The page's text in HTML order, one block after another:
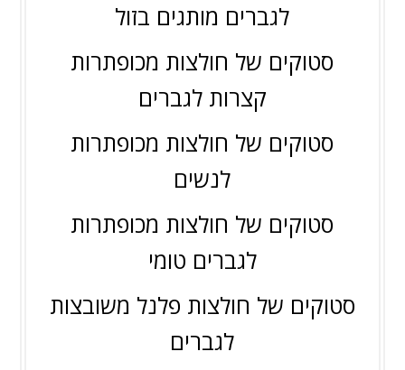
לגברים מותגים בזול
סטוקים של חולצות מכופתרות
קצרות לגברים
סטוקים של חולצות מכופתרות
לנשים
סטוקים של חולצות מכופתרות
לגברים טומי
סטוקים של חולצות פלנל משובצות
לגברים